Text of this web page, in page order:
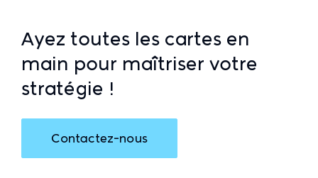
Ayez toutes les cartes en
main pour maîtriser votre
stratégie !
Contactez-nous